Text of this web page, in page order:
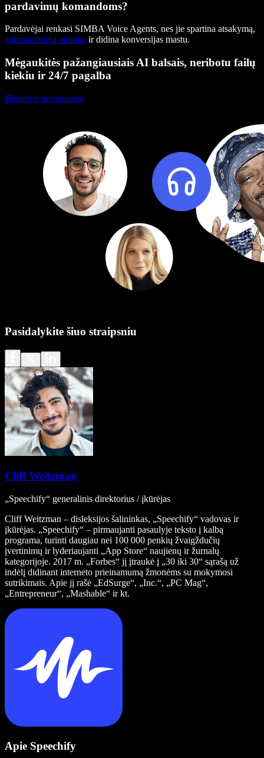
pardavimų komandoms?
Pardavėjai renkasi SIMBA Voice Agents, nes jie spartina atsakymą,
automatizuoja atranką ir didina konversijas mastu.
Mėgaukitės pažangiausiais AI balsais, neribotu failų
kiekiu ir 24/7 pagalba
Išbandyti nemokamai
Pasidalykite šiuo straipsniu
Cliff Weitzman
„Speechify“ generalinis direktorius / įkūrėjas
Cliff Weitzman – disleksijos šalininkas, „Speechify“ vadovas ir
įkūrėjas. „Speechify“ – pirmaujanti pasaulyje teksto į kalbą
programa, turinti daugiau nei 100 000 penkių žvaigždučių
įvertinimų ir lyderiaujanti „App Store“ naujienų ir žurnalų
kategorijoje. 2017 m. „Forbes“ jį įtraukė į „30 iki 30“ sąrašą už
indėlį didinant interneto prieinamumą žmonėms su mokymosi
sutrikimais. Apie jį rašė „EdSurge“, „Inc.“, „PC Mag“,
„Entrepreneur“, „Mashable“ ir kt.
Apie Speechify